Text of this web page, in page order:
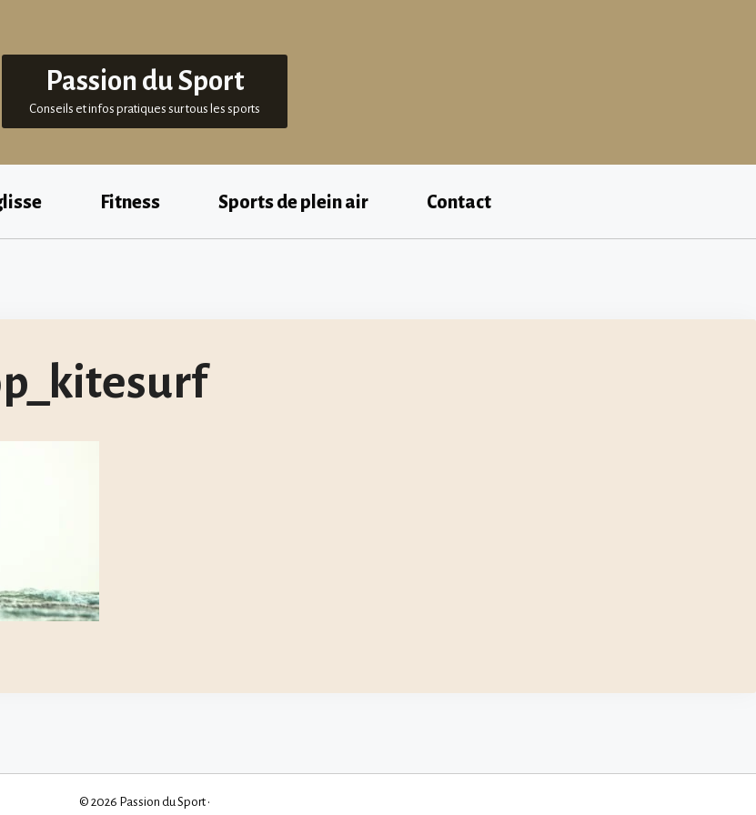
Passion du Sport
Conseils et infos pratiques sur tous les sports
Fitness Sports de plein air Contact
© 2026 Passion du Sport •